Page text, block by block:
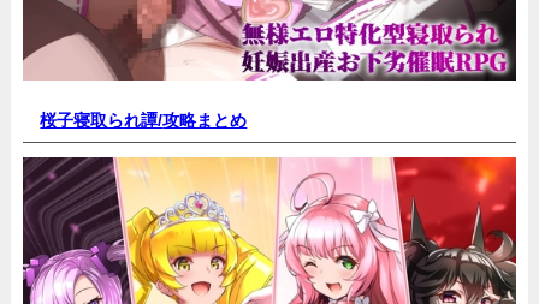
桜子寝取られ譚/攻略まとめ